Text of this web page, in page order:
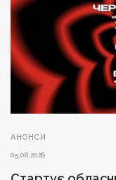
АНОНСИ
05.08.2026